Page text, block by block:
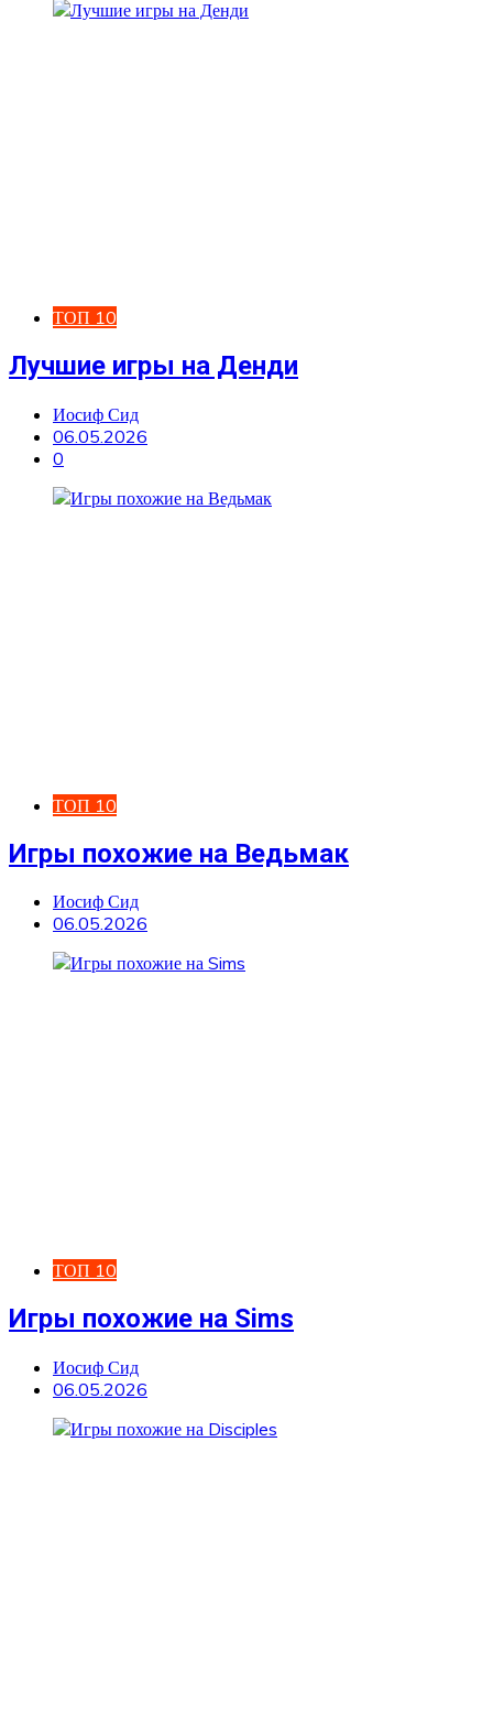
ТОП 10
Лучшие игры на Денди
Иосиф Сид
06.05.2026
0
ТОП 10
Игры похожие на Ведьмак
Иосиф Сид
06.05.2026
ТОП 10
Игры похожие на Sims
Иосиф Сид
06.05.2026